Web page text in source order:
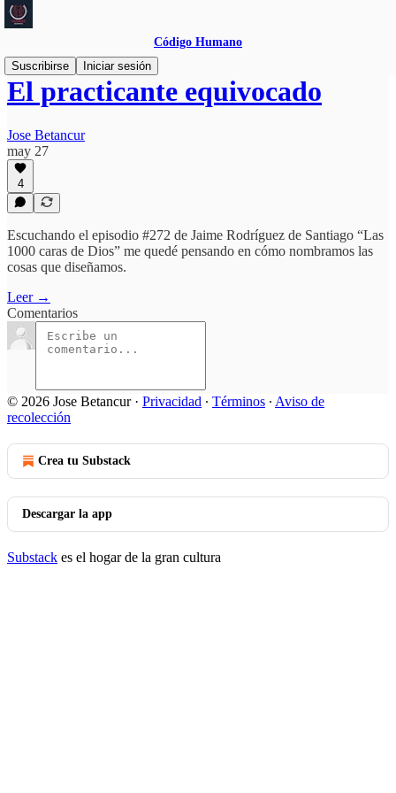
Código Humano
Suscribirse
Iniciar sesión
El practicante equivocado
Jose Betancur
may 27
4
Escuchando el episodio #272 de Jaime Rodríguez de Santiago “Las
1000 caras de Dios” me quedé pensando en cómo nombramos las
cosas que diseñamos.
Leer →
Comentarios
© 2026 Jose Betancur· Privacidad ∙ Términos ∙ Aviso de
recolección
Crea tu Substack
Descargar la app
Substack es el hogar de la gran cultura